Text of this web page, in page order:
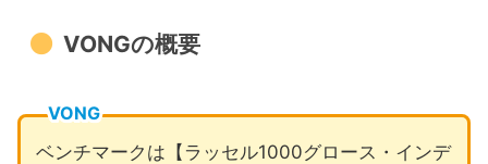
VONGの概要
VONG
ベンチマークは【ラッセル1000グロース・インデ